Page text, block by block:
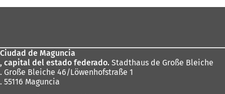
pies
Ciudad de Maguncia
, capital del estado federado. Stadthaus de Große Bleiche
. Große Bleiche 46/Löwenhofstraße 1
. 55116 Maguncia